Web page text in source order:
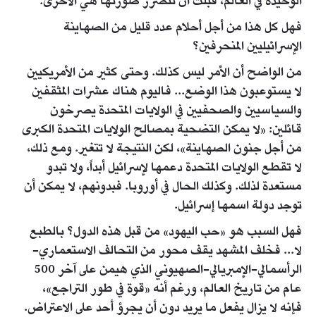
فهل كل هذا من أجل أحلام عدد قليل من الصهاينة
الإسرائيليين المنحرفين؟
من الواضح أن الأمر ليس كذلك. وحتى كثير من الأمريكيين
لا يستوعبون هذا الوضع... فاليوم هناك عشرات المثقفين
والسياسيين والصحفيين في الولايات المتحدة يصرخون
قائلين: «لا يمكن التضحية بمصالح الولايات المتحدة الكبرى
من أجل جنون الصهاينة»، لكن النتيجة لا تتغير. ومع ذلك،
لا تقطع الولايات المتحدة دعمها لإسرائيل أبداً، ولا تبدو
مستعدة لذلك. وكذلك الحال في أوروبا. فبدونهم، لا يمكن أن
توجد دولة اسمها إسرائيل.
فهل السبب هو «حب اليهود» من قبل هذه الدول؟ بالطبع
لا... فخلف المشهد يقف محور من التحالف الاستعماري-
الرأسمالي-الإمبريالي-الصهيوني الذي هيمن على آخر 500
عام من تاريخ العالم، ورغم أنه «قوة في طور التراجع»،
فإنه لا يزال يفعل ما يريد دون أن يجرؤ أحد على الاعتراض.